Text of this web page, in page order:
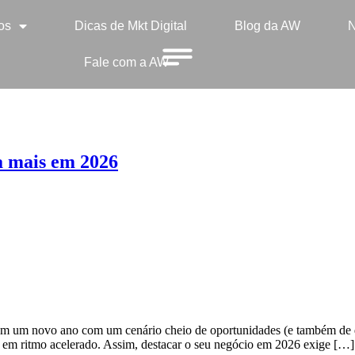
Dicas de Mkt Digital Blog da AW
Fale com a AW
mais em 2026
um novo ano com um cenário cheio de oportunidades (e também
ritmo acelerado. Assim, destacar o seu negócio em 2026 exige […]